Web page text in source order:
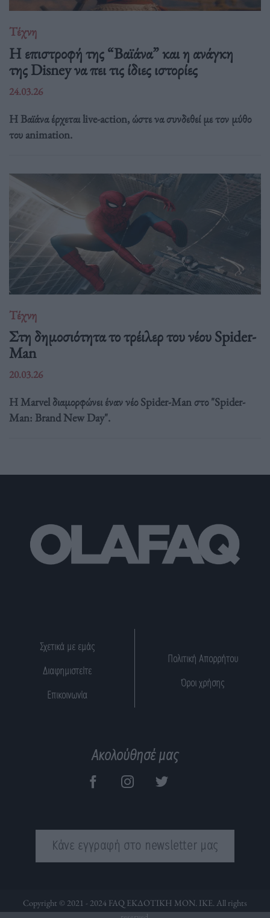
Τέχνη
Η επιστροφή της “Βαϊάνα” και η ανάγκη
της Disney να πει τις ίδιες ιστορίες
24.03.26
Η Βαϊάνα έρχεται live-action, ώστε να συνδεθεί με τον μύθο
του animation.
Τέχνη
Στη δημοσιότητα το τρέιλερ του νέου Spider-
Man
20.03.26
Η Marvel διαμορφώνει έναν νέο Spider-Man στο "Spider-
Man: Brand New Day".
Σχετικά με εμάς
Διαφημιστείτε
Επικοινωνία
Πολιτική Απορρήτου
Όροι χρήσης
Ακολούθησέ μας
Κάνε εγγραφή στο newsletter μας
Copyright © 2021 - 2024 FAQ ΕΚΔΟΤΙΚΗ ΜΟΝ. ΙΚΕ. All rights